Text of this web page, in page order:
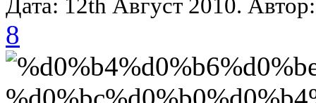
Дата: 12th Август 2010.
8